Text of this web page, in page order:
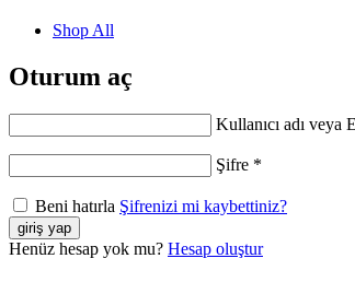
Shop All
Oturum aç
Kullanıcı adı veya
Şifre *
Beni hatırla Şifrenizi mi kaybettiniz?
Henüz hesap yok mu? Hesap oluştur